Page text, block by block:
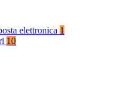
elettronica 1
10